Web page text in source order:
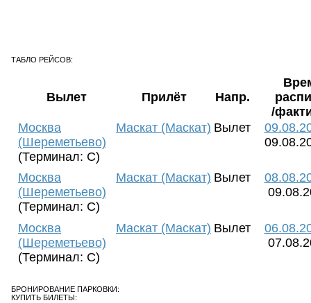
ТАБЛО РЕЙСОВ:
Вылет Прилёт Напр.
/
Москва
(Шереметьево)
(Терминал: C)
Маскат (Маскат) Вылет
Москва
(Шереметьево)
(Терминал: C)
Маскат (Маскат) Вылет
Москва
(Шереметьево)
(Терминал: C)
Маскат (Маскат) Вылет
БРОНИРОВАНИЕ ПАРКОВКИ:
КУПИТЬ БИЛЕТЫ: